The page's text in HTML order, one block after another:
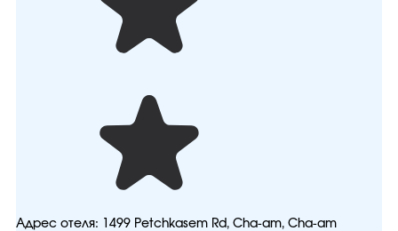
Адрес отеля:
1499 Petchkasem Rd, Cha-am, Cha-am